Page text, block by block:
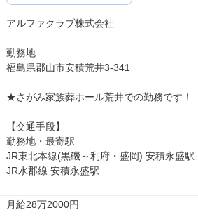
アルファクラブ株式会社
勤務地
福島県郡山市安積荒井3-341
★さがみ家族葬ホール荒井での勤務です！
【交通手段】
勤務地・最寄駅
JR東北本線(黒磯～利府・盛岡) 安積永盛駅
JR水郡線 安積永盛駅
月給28万2000円